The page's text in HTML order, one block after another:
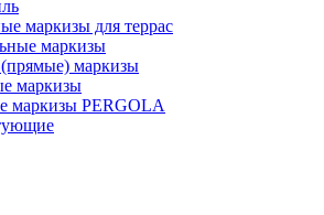
маркизы для террас
маркизы
маркизы
маркизы
маркизы PERGOLA